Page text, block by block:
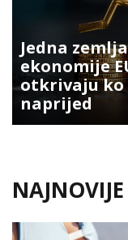
Jedna
ekonomije
otkrivaju ko
naprijed
NAJNOVIJE